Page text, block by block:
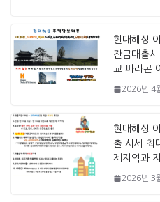
현대해상
잔금대출
교 파라곤
2026년 4
현대해상
출 시세 최
제지역과
2026년 3